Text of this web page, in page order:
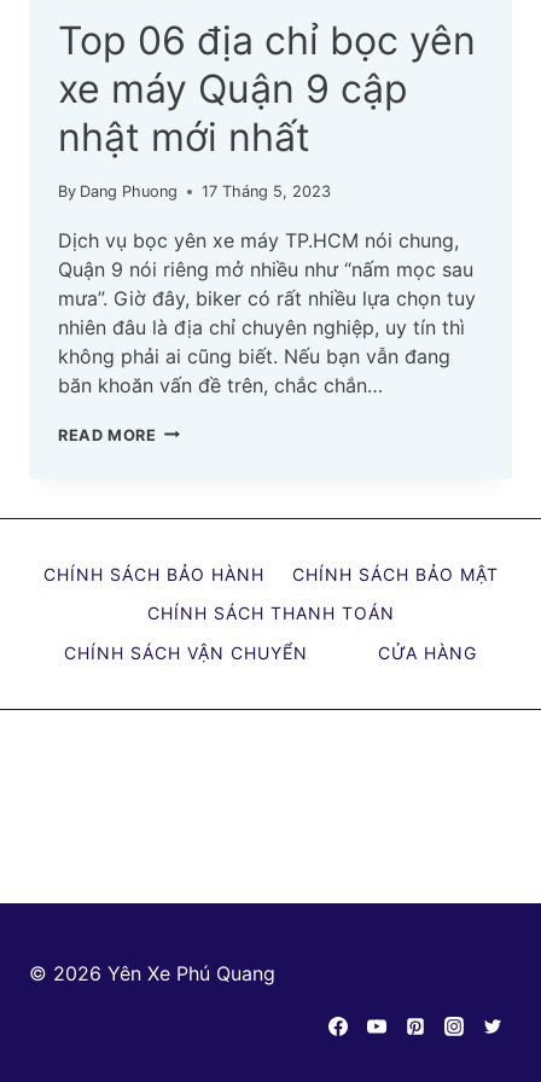
Top 06 địa chỉ bọc yên
xe máy Quận 9 cập
nhật mới nhất
By Dang Phuong 17 Tháng 5, 2023
Dịch vụ bọc yên xe máy TP.HCM nói chung,
Quận 9 nói riêng mở nhiều như “nấm mọc sau
mưa”. Giờ đây, biker có rất nhiều lựa chọn tuy
nhiên đâu là địa chỉ chuyên nghiệp, uy tín thì
không phải ai cũng biết. Nếu bạn vẫn đang
băn khoăn vấn đề trên, chắc chắn…
READ MORE TOP
CHỈ
YÊN
XE
QUẬN
CHÍNH SÁCH BẢO HÀNH
CHÍNH SÁCH BẢO MẬT
CHÍNH SÁCH THANH TOÁN
CHÍNH SÁCH VẬN CHUYỂN
CỬA HÀNG
© 2026 Yên Xe Phú Quang